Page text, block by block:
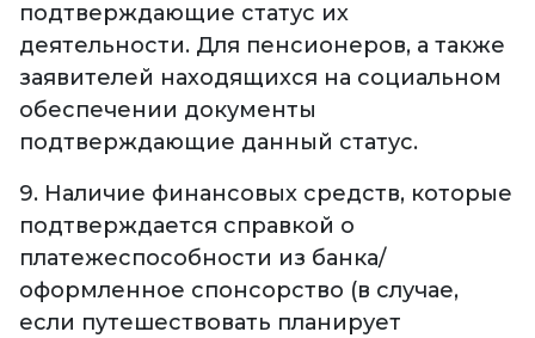
подтверждающие статус их
деятельности. Для пенсионеров, а также
заявителей находящихся на социальном
обеспечении документы
подтверждающие данный статус.
9. Наличие финансовых средств, которые
подтверждается справкой о
платежеспособности из банка/
оформленное спонсорство (в случае,
если путешествовать планирует